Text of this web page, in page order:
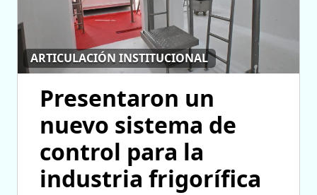
ARTICULACIÓN INSTITUCIONAL
Presentaron un
nuevo sistema de
control para la
industria frigorífica